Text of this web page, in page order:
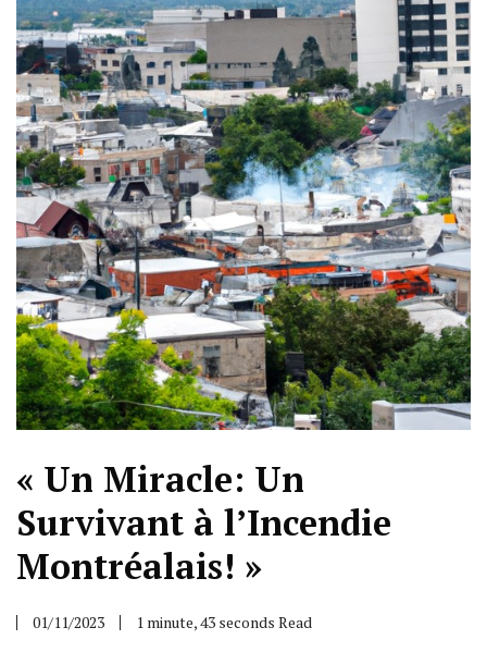
« Un Miracle: Un
Survivant à l’Incendie
Montréalais! »
01/11/2023 1 minute, 43 seconds Read